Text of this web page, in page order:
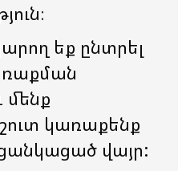
եք ընտրել
կառաքենք
վայր: